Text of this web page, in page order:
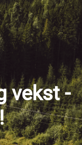
vekst -